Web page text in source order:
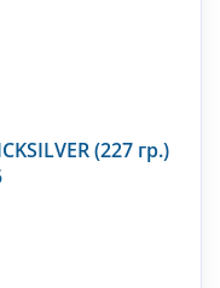
(227 гр.)